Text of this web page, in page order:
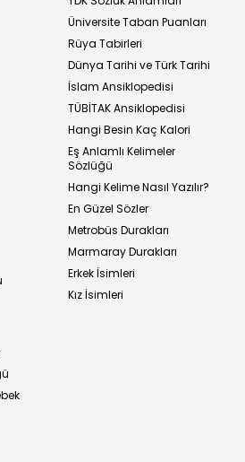
Üniversite Taban Puanları
Rüya Tabirleri
Dünya Tarihi ve Türk Tarihi
İslam Ansiklopedisi
TÜBİTAK Ansiklopedisi
Hangi Besin Kaç Kalori
Eş Anlamlı Kelimeler
Sözlüğü
Hangi Kelime Nasıl Yazılır?
En Güzel Sözler
Metrobüs Durakları
Marmaray Durakları
Erkek İsimleri
Kız İsimleri